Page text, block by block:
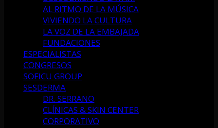
AL RITMO DE LA MÚSICA
VIVIENDO LA CULTURA
LA VOZ DE LA EMBAJADA
FUNDACIONES
ESPECIALISTAS
CONGRESOS
SOFICU GROUP
SESDERMA
DR. SERRANO
CLÍNICAS & SKIN CENTER
CORPORATIVO